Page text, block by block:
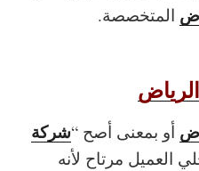
المتخصصة.
أو بمعنى أصح “شركة
العميل مرتاح لأنه